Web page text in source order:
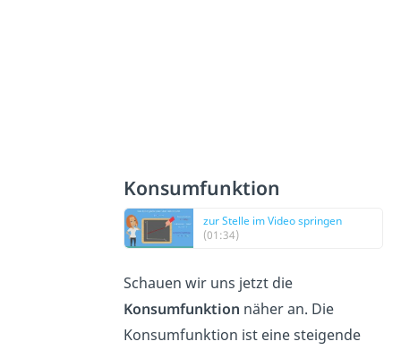
Konsumfunktion
zur Stelle im Video springen
(01:34)
Schauen wir uns jetzt die
Konsumfunktion näher an. Die
Konsumfunktion ist eine steigende